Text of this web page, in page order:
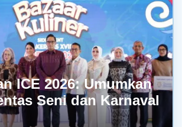
ICE 2026: Umumkan
Seni dan Karnaval